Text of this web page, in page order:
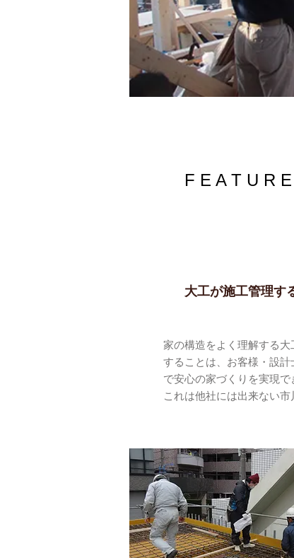
F E A T U R E
大工が施工管理す
家の構造をよく理解する
することは、お客様・設
で安心の家づくりを実現で
これは他社には出来ない市